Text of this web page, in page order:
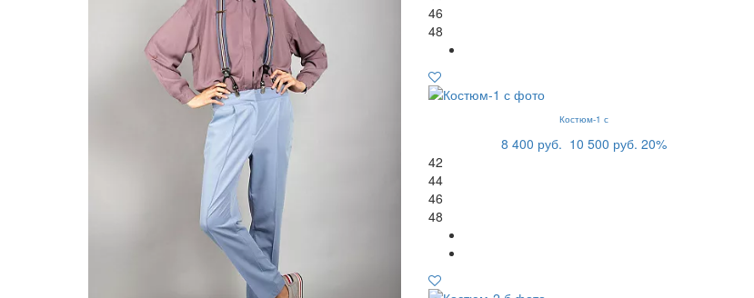
46
48
Костюм-1 с
8 400 руб. 10 500 руб. 20%
42
44
46
48